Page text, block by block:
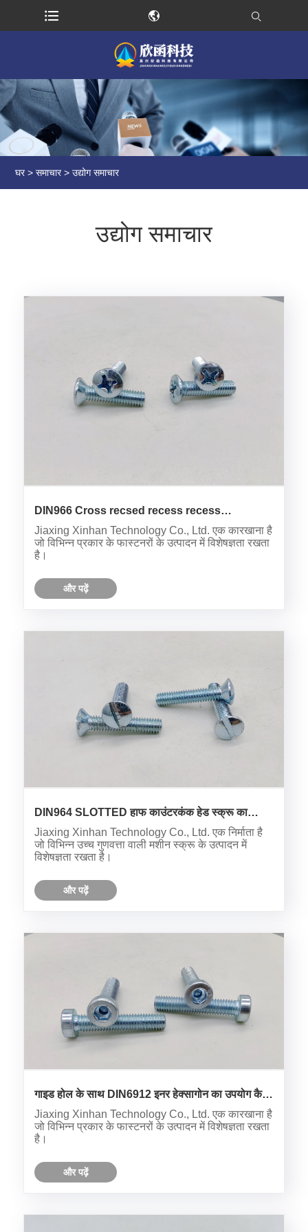
घर > समाचार> उद्योग समाचार
उद्योग समाचार
DIN966 Cross recsed recess recess
recessunk हेड स्क्रू में कौन से फ़ील्ड हैं?
Jiaxing Xinhan Technology Co., Ltd. एक कारखाना है
जो विभिन्न प्रकार के फास्टनरों के उत्पादन में विशेषज्ञता रखता
है।
और पढ़ें
DIN964 SLOTTED हाफ काउंटरकंक हेड स्क्रू का
उपयोग कैसे करें?
Jiaxing Xinhan Technology Co., Ltd. एक निर्माता है
जो विभिन्न उच्च गुणवत्ता वाली मशीन स्क्रू के उत्पादन में
विशेषज्ञता रखता है।
और पढ़ें
गाइड होल के साथ DIN6912 इनर हेक्सागोन का उपयोग कैसे
करें
Jiaxing Xinhan Technology Co., Ltd. एक कारखाना है
जो विभिन्न प्रकार के फास्टनरों के उत्पादन में विशेषज्ञता रखता
है।
और पढ़ें